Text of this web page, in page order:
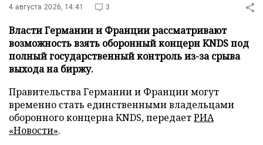
4 августа 2026, 14:41 3
Власти Германии и Франции рассматривают
возможность взять оборонный концерн KNDS под
полный государственный контроль из-за срыва
выхода на биржу.
Правительства Германии и Франции могут
временно стать единственными владельцами
оборонного концерна KNDS, передаетРИА
«Новости».